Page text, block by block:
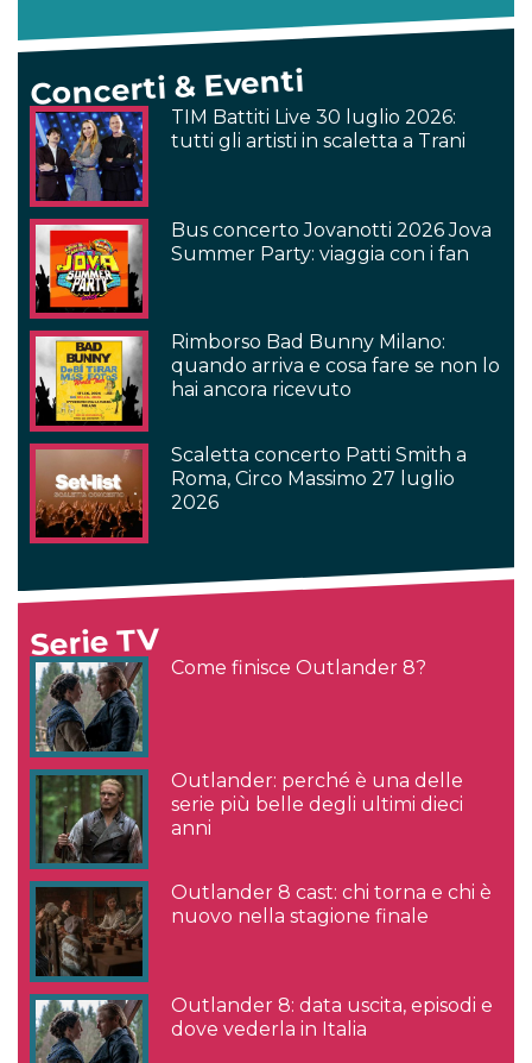
Concerti & Eventi
TIM Battiti Live 30 luglio 2026:
tutti gli artisti in scaletta a Trani
Bus concerto Jovanotti 2026 Jova
Summer Party: viaggia con i fan
Rimborso Bad Bunny Milano:
quando arriva e cosa fare se non lo
hai ancora ricevuto
Scaletta concerto Patti Smith a
Roma, Circo Massimo 27 luglio
2026
Serie TV
Come finisce Outlander 8?
Outlander: perché è una delle
serie più belle degli ultimi dieci
anni
Outlander 8 cast: chi torna e chi è
nuovo nella stagione finale
Outlander 8: data uscita, episodi e
dove vederla in Italia